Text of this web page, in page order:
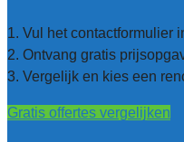
1. Vul het contactformulier
2. Ontvang gratis
3. Vergelijk en kies een
Gratis offertes vergelijken